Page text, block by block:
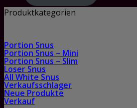
Produktkategorien
Portion Snus
Portion Snus – Mini
Portion Snus – Slim
Loser Snus
All White Snus
Verkaufsschlager
Neue Produkte
Verkauf